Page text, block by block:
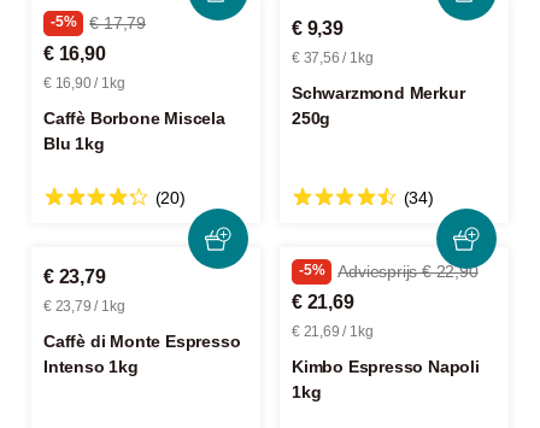
-5% € 17,79
€ 16,90
€ 16,90 / 1kg
Caffè Borbone Miscela
Blu 1kg
(20)
€ 9,39
€ 37,56 / 1kg
Schwarzmond Merkur
250g
(34)
€ 23,79
€ 23,79 / 1kg
Caffè di Monte Espresso
Intenso 1kg
-5% Adviesprijs € 22,90
€ 21,69
€ 21,69 / 1kg
Kimbo Espresso Napoli
1kg